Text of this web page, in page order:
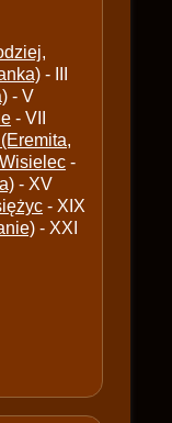
- III
- V
- VII
Wisielec -
- XV
- XIX
- XXI